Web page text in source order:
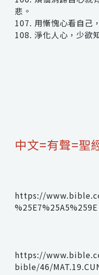
悲。
107. 用慚愧心看自己
108. 淨化人心，少欲
中文=有聲=聖
https://
%25E7%25A5%259E
https://
bible/46/